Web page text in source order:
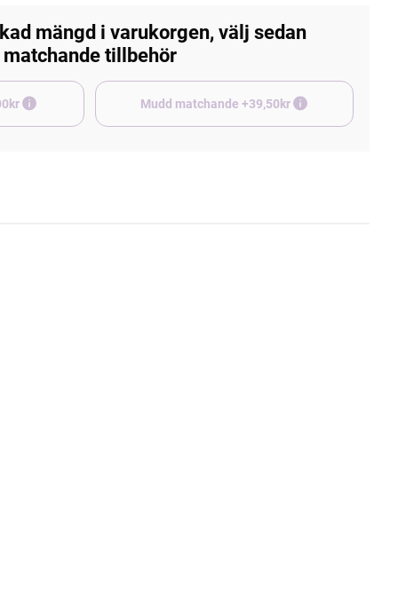
mängd i varukorgen, välj sedan
matchande tillbehör
+45,00kr Mudd matchande +39,50kr